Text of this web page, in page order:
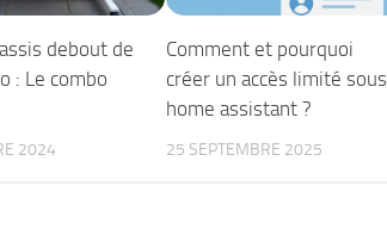
debout de
: Le combo
2024
Comment et pourquoi
créer un accès limité sous
home assistant ?
25 SEPTEMBRE 2025